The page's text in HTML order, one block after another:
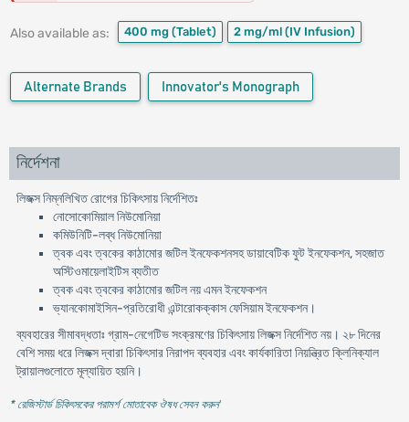
Also available as: 400 mg (Tablet) 2 mg/ml (IV Infusion)
Alternate Brands Innovator's Monograph
নির্দেশনা
লিজক্স নিম্নলিখিত রোগের চিকিৎসায় নির্দেশিতঃ
নোসোকোমিয়াল নিউমোনিয়া
কমিউনিটি-লব্ধ নিউমোনিয়া
ত্বক এবং ত্বকের কাঠামোর জটিল ইনফেকশনসহ ডায়াবেটিক ফুট ইনফেকশন, সহজাত
অস্টিওমায়েলাইটিস ব্যতীত
ত্বক এবং ত্বকের কাঠামোর জটিল নয় এমন ইনফেকশন
ভ্যানকোমাইসিন-প্রতিরোধী এন্টারোকক্কাস ফেসিয়াম ইনফেকশন।
ব্যবহারের সীমাবদ্ধতাঃ গ্রাম-নেগেটিভ সংক্রমণের চিকিৎসায় লিজক্স নির্দেশিত নয়। ২৮ দিনের
বেশি সময় ধরে লিজক্স দ্বারা চিকিৎসার নিরাপদ ব্যবহার এবং কার্যকারিতা নিয়ন্ত্রিত ক্লিনিক্যাল
ট্রায়ালগুলোতে মূল্যায়িত হয়নি।
* রেজিস্টার্ড চিকিৎসকের পরামর্শ মোতাবেক ঔষধ সেবন করুন'